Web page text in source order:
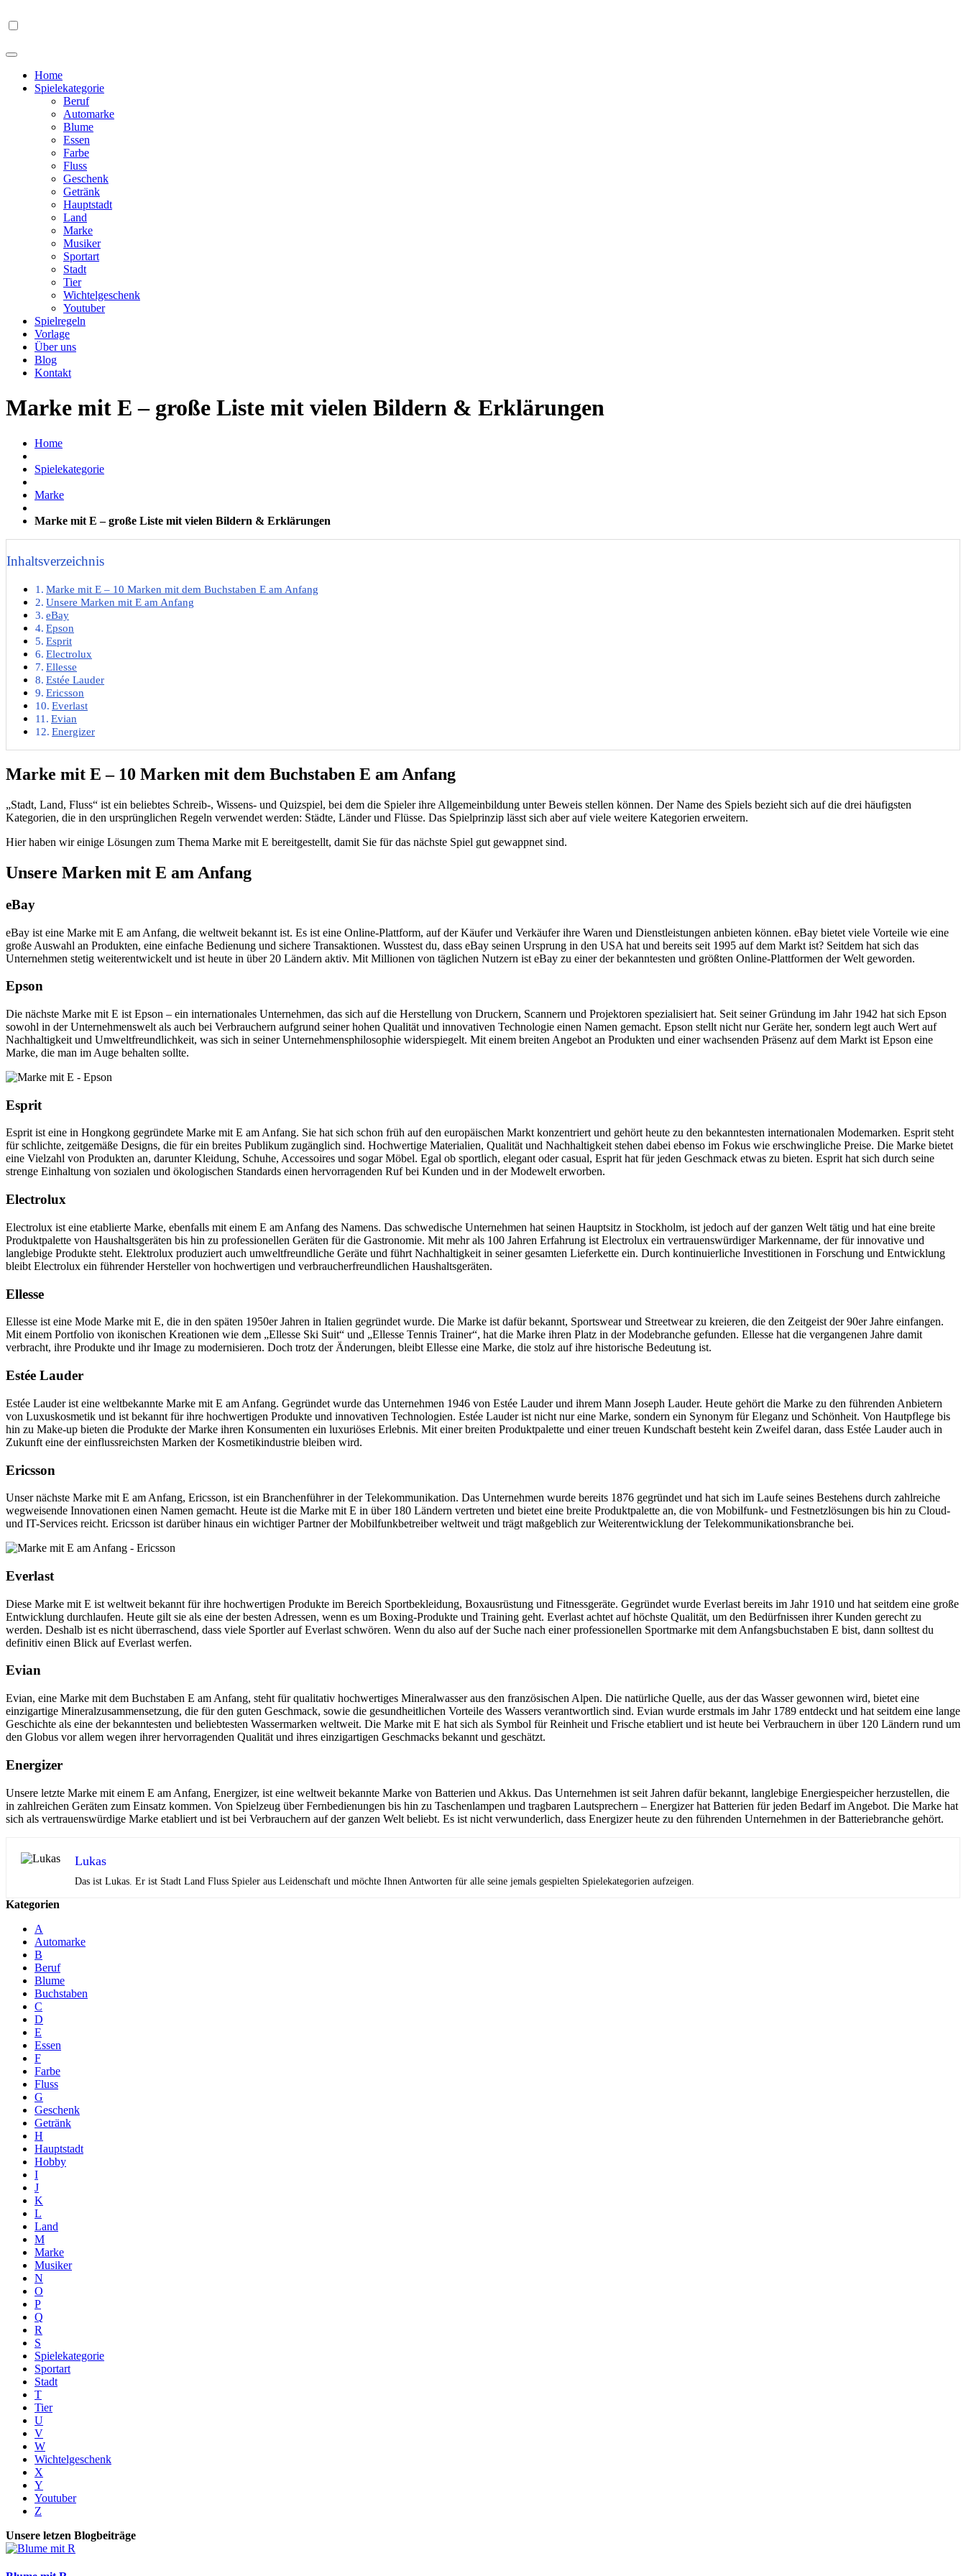
Home
Spielekategorie
Beruf
Automarke
Blume
Essen
Farbe
Fluss
Geschenk
Getränk
Hauptstadt
Land
Marke
Musiker
Sportart
Stadt
Tier
Wichtelgeschenk
Youtuber
Spielregeln
Vorlage
Über uns
Blog
Kontakt
Marke mit E – große Liste mit vielen Bildern & Erklärungen
Home
Spielekategorie
Marke
Marke mit E – große Liste mit vielen Bildern & Erklärungen
Inhaltsverzeichnis
Marke mit E – 10 Marken mit dem Buchstaben E am Anfang
Unsere Marken mit E am Anfang
eBay
Epson
Esprit
Electrolux
Ellesse
Estée Lauder
Ericsson
Everlast
Evian
Energizer
Marke mit E – 10 Marken mit dem Buchstaben E am Anfang
„Stadt, Land, Fluss“ ist ein beliebtes Schreib-, Wissens- und Quizspiel, bei dem die Spieler ihre Allgemeinbildung unter Beweis stellen können. Der Name des Spiels bezieht sich auf die drei häufigsten
Kategorien, die in den ursprünglichen Regeln verwendet werden: Städte, Länder und Flüsse. Das Spielprinzip lässt sich aber auf viele weitere Kategorien erweitern.
Hier haben wir einige Lösungen zum Thema Marke mit E bereitgestellt, damit Sie für das nächste Spiel gut gewappnet sind.
Unsere Marken mit E am Anfang
eBay
eBay ist eine Marke mit E am Anfang, die weltweit bekannt ist. Es ist eine Online-Plattform, auf der Käufer und Verkäufer ihre Waren und Dienstleistungen anbieten können. eBay bietet viele Vorteile wie eine
große Auswahl an Produkten, eine einfache Bedienung und sichere Transaktionen. Wusstest du, dass eBay seinen Ursprung in den USA hat und bereits seit 1995 auf dem Markt ist? Seitdem hat sich das
Unternehmen stetig weiterentwickelt und ist heute in über 20 Ländern aktiv. Mit Millionen von täglichen Nutzern ist eBay zu einer der bekanntesten und größten Online-Plattformen der Welt geworden.
Epson
Die nächste Marke mit E ist Epson – ein internationales Unternehmen, das sich auf die Herstellung von Druckern, Scannern und Projektoren spezialisiert hat. Seit seiner Gründung im Jahr 1942 hat sich Epson
sowohl in der Unternehmenswelt als auch bei Verbrauchern aufgrund seiner hohen Qualität und innovativen Technologie einen Namen gemacht. Epson stellt nicht nur Geräte her, sondern legt auch Wert auf
Nachhaltigkeit und Umweltfreundlichkeit, was sich in seiner Unternehmensphilosophie widerspiegelt. Mit einem breiten Angebot an Produkten und einer wachsenden Präsenz auf dem Markt ist Epson eine
Marke, die man im Auge behalten sollte.
Esprit
Esprit ist eine in Hongkong gegründete Marke mit E am Anfang. Sie hat sich schon früh auf den europäischen Markt konzentriert und gehört heute zu den bekanntesten internationalen Modemarken. Esprit steht
für schlichte, zeitgemäße Designs, die für ein breites Publikum zugänglich sind. Hochwertige Materialien, Qualität und Nachhaltigkeit stehen dabei ebenso im Fokus wie erschwingliche Preise. Die Marke bietet
eine Vielzahl von Produkten an, darunter Kleidung, Schuhe, Accessoires und sogar Möbel. Egal ob sportlich, elegant oder casual, Esprit hat für jeden Geschmack etwas zu bieten. Esprit hat sich durch seine
strenge Einhaltung von sozialen und ökologischen Standards einen hervorragenden Ruf bei Kunden und in der Modewelt erworben.
Electrolux
Electrolux ist eine etablierte Marke, ebenfalls mit einem E am Anfang des Namens. Das schwedische Unternehmen hat seinen Hauptsitz in Stockholm, ist jedoch auf der ganzen Welt tätig und hat eine breite
Produktpalette von Haushaltsgeräten bis hin zu professionellen Geräten für die Gastronomie. Mit mehr als 100 Jahren Erfahrung ist Electrolux ein vertrauenswürdiger Markenname, der für innovative und
langlebige Produkte steht. Elektrolux produziert auch umweltfreundliche Geräte und führt Nachhaltigkeit in seiner gesamten Lieferkette ein. Durch kontinuierliche Investitionen in Forschung und Entwicklung
bleibt Electrolux ein führender Hersteller von hochwertigen und verbraucherfreundlichen Haushaltsgeräten.
Ellesse
Ellesse ist eine Mode Marke mit E, die in den späten 1950er Jahren in Italien gegründet wurde. Die Marke ist dafür bekannt, Sportswear und Streetwear zu kreieren, die den Zeitgeist der 90er Jahre einfangen.
Mit einem Portfolio von ikonischen Kreationen wie dem „Ellesse Ski Suit“ und „Ellesse Tennis Trainer“, hat die Marke ihren Platz in der Modebranche gefunden. Ellesse hat die vergangenen Jahre damit
verbracht, ihre Produkte und ihr Image zu modernisieren. Doch trotz der Änderungen, bleibt Ellesse eine Marke, die stolz auf ihre historische Bedeutung ist.
Estée Lauder
Estée Lauder ist eine weltbekannte Marke mit E am Anfang. Gegründet wurde das Unternehmen 1946 von Estée Lauder und ihrem Mann Joseph Lauder. Heute gehört die Marke zu den führenden Anbietern
von Luxuskosmetik und ist bekannt für ihre hochwertigen Produkte und innovativen Technologien. Estée Lauder ist nicht nur eine Marke, sondern ein Synonym für Eleganz und Schönheit. Von Hautpflege bis
hin zu Make-up bieten die Produkte der Marke ihren Konsumenten ein luxuriöses Erlebnis. Mit einer breiten Produktpalette und einer treuen Kundschaft besteht kein Zweifel daran, dass Estée Lauder auch in
Zukunft eine der einflussreichsten Marken der Kosmetikindustrie bleiben wird.
Ericsson
Unser nächste Marke mit E am Anfang, Ericsson, ist ein Branchenführer in der Telekommunikation. Das Unternehmen wurde bereits 1876 gegründet und hat sich im Laufe seines Bestehens durch zahlreiche
wegweisende Innovationen einen Namen gemacht. Heute ist die Marke mit E in über 180 Ländern vertreten und bietet eine breite Produktpalette an, die von Mobilfunk- und Festnetzlösungen bis hin zu Cloud-
und IT-Services reicht. Ericsson ist darüber hinaus ein wichtiger Partner der Mobilfunkbetreiber weltweit und trägt maßgeblich zur Weiterentwicklung der Telekommunikationsbranche bei.
Everlast
Diese Marke mit E ist weltweit bekannt für ihre hochwertigen Produkte im Bereich Sportbekleidung, Boxausrüstung und Fitnessgeräte. Gegründet wurde Everlast bereits im Jahr 1910 und hat seitdem eine große
Entwicklung durchlaufen. Heute gilt sie als eine der besten Adressen, wenn es um Boxing-Produkte und Training geht. Everlast achtet auf höchste Qualität, um den Bedürfnissen ihrer Kunden gerecht zu
werden. Deshalb ist es nicht überraschend, dass viele Sportler auf Everlast schwören. Wenn du also auf der Suche nach einer professionellen Sportmarke mit dem Anfangsbuchstaben E bist, dann solltest du
definitiv einen Blick auf Everlast werfen.
Evian
Evian, eine Marke mit dem Buchstaben E am Anfang, steht für qualitativ hochwertiges Mineralwasser aus den französischen Alpen. Die natürliche Quelle, aus der das Wasser gewonnen wird, bietet eine
einzigartige Mineralzusammensetzung, die für den guten Geschmack, sowie die gesundheitlichen Vorteile des Wassers verantwortlich sind. Evian wurde erstmals im Jahr 1789 entdeckt und hat seitdem eine lange
Geschichte als eine der bekanntesten und beliebtesten Wassermarken weltweit. Die Marke mit E hat sich als Symbol für Reinheit und Frische etabliert und ist heute bei Verbrauchern in über 120 Ländern rund um
den Globus vor allem wegen ihrer hervorragenden Qualität und ihres einzigartigen Geschmacks bekannt und geschätzt.
Energizer
Unsere letzte Marke mit einem E am Anfang, Energizer, ist eine weltweit bekannte Marke von Batterien und Akkus. Das Unternehmen ist seit Jahren dafür bekannt, langlebige Energiespeicher herzustellen, die
in zahlreichen Geräten zum Einsatz kommen. Von Spielzeug über Fernbedienungen bis hin zu Taschenlampen und tragbaren Lautsprechern – Energizer hat Batterien für jeden Bedarf im Angebot. Die Marke hat
sich als vertrauenswürdige Marke etabliert und ist bei Verbrauchern auf der ganzen Welt beliebt. Es ist nicht verwunderlich, dass Energizer heute zu den führenden Unternehmen in der Batteriebranche gehört.
Lukas
Das ist Lukas. Er ist Stadt Land Fluss Spieler aus Leidenschaft und möchte Ihnen Antworten für alle seine jemals gespielten Spielekategorien aufzeigen.
Kategorien
A
Automarke
B
Beruf
Blume
Buchstaben
C
D
E
Essen
F
Farbe
Fluss
G
Geschenk
Getränk
H
Hauptstadt
Hobby
I
J
K
L
Land
M
Marke
Musiker
N
O
P
Q
R
S
Spielekategorie
Sportart
Stadt
T
Tier
U
V
W
Wichtelgeschenk
X
Y
Youtuber
Z
Unsere letzen Blogbeiträge